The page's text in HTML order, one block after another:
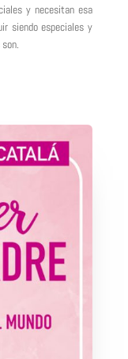
y necesitan esa
siendo especiales y